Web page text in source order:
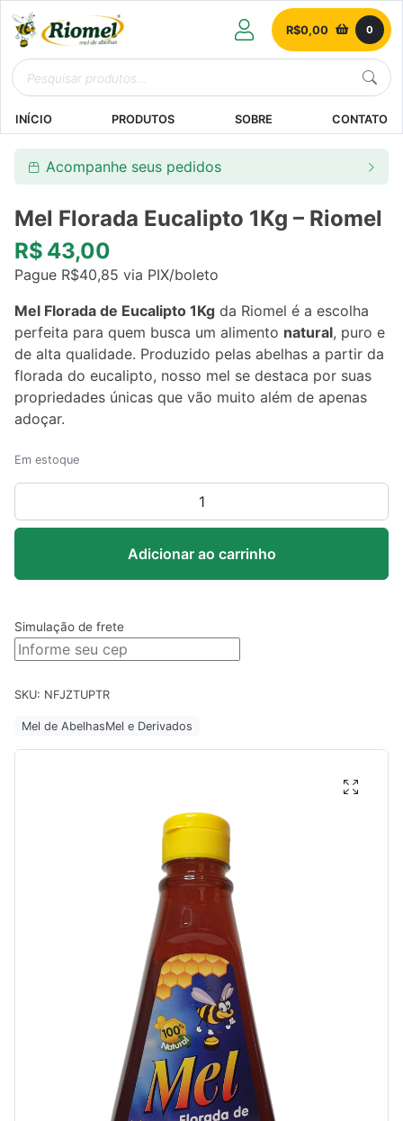
R$0,00 0
INÍCIO PRODUTOS SOBRE CONTATO
Acompanhe seus pedidos
Mel Florada Eucalipto 1Kg – Riomel
R$ 43,00
Pague R$40,85 via PIX/boleto
Mel Florada de Eucalipto 1Kg da Riomel é a escolha
perfeita para quem busca um alimento natural, puro e
de alta qualidade. Produzido pelas abelhas a partir da
florada do eucalipto, nosso mel se destaca por suas
propriedades únicas que vão muito além de apenas
adoçar.
Em estoque
Florada
Eucalipto
-
quantidade
Adicionar ao carrinho
Simulação de frete
SKU: NFJZTUPTR
Mel de AbelhasMel e Derivados